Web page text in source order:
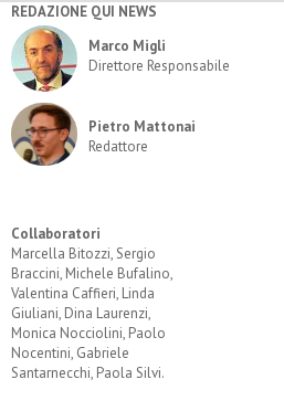
REDAZIONE QUI NEWS
Marco Migli
Direttore Responsabile
Pietro Mattonai
Redattore
Collaboratori
Marcella Bitozzi, Sergio
Braccini, Michele Bufalino,
Valentina Caffieri, Linda
Giuliani, Dina Laurenzi,
Monica Nocciolini, Paolo
Nocentini, Gabriele
Santarnecchi, Paola Silvi.